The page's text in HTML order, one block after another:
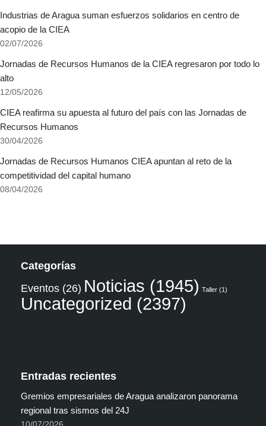
Industrias de Aragua suman esfuerzos solidarios en centro de
acopio de la CIEA
02/07/2026
Jornadas de Recursos Humanos de la CIEA regresaron por todo lo
alto
12/05/2026
CIEA reafirma su apuesta al futuro del país con las Jornadas de
Recursos Humanos
30/04/2026
Jornadas de Recursos Humanos CIEA apuntan al reto de la
competitividad del capital humano
08/04/2026
Categorías
Eventos (26) Noticias (1945) Taller (1)
Uncategorized (2397)
Entradas recientes
Gremios empresariales de Aragua analizaron panorama
regional tras sismos del 24J